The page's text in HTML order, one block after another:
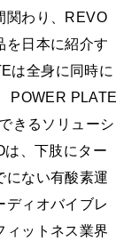
関わり、REVO
を日本に紹介す
は全身に同時に
POWER PLATE
きるソリューシ
は、下肢にター
にない有酸素運
ディオバイブレ
ィットネス業界